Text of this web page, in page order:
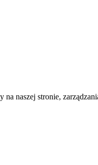
naszej stronie,